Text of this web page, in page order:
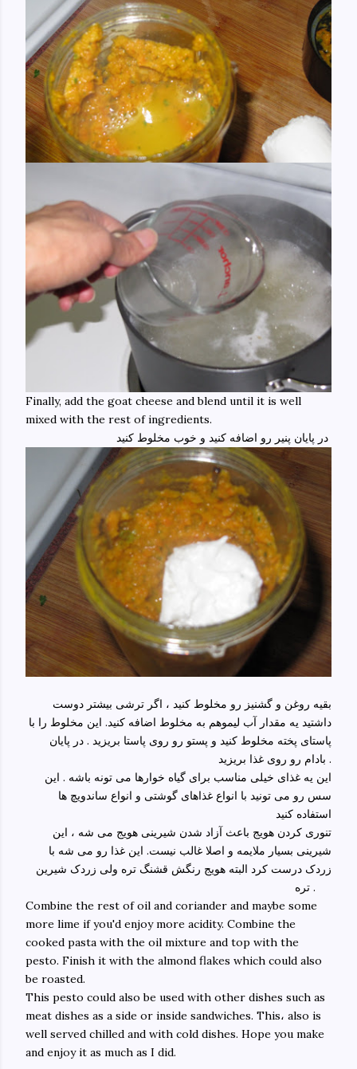
Finally, add the goat cheese and blend until it is well
mixed with the rest of ingredients.
بقیه روغن و گشنیز رو مخلوط کنید ، اگر ترشی بیشتر دوست
داشتید یه مقدار آب لیموهم به مخلوط اضافه کنید. این مخلوط را با
پاستای پخته مخلوط کنید و پستو رو روی پاستا بریزید . در پایان
بادام رو روی غذا بریزید .
این یه غذای خیلی مناسب برای گیاه خوارها می تونه باشه . این
سس رو می تونید با انواع غذاهای گوشتی و انواع ساندویچ ها
استفاده کنید
تنوری کردن هویج باعث آزاد شدن شیرینی هویج می شه ، این
شیرینی بسیار ملایمه و اصلا غالب نیست. این غذا رو می شه با
زردک درست کرد البته هویج رنگش قشنگ تره ولی زردک شیرین
تره .
Combine the rest of oil and coriander and maybe some
more lime if you'd enjoy more acidity. Combine the
cooked pasta with the oil mixture and top with the
pesto. Finish it with the almond flakes which could also
be roasted.
This pesto could also be used with other dishes such as
meat dishes as a side or inside sandwiches. This، also is
well served chilled and with cold dishes. Hope you make
and enjoy it as much as I did.